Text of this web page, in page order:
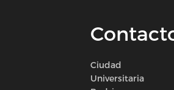
Ciudad
Universitaria